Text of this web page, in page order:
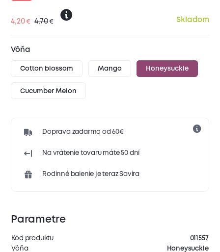
4,20€ 4,70€ Skladom
Vôňa
Cotton blossom Mango Honeysuckle
Cucumber Melon
Doprava zadarmo od 60€
Na vrátenie tovaru máte 50 dní
Rodinné balenie je teraz Savira
Parametre
Kód produktu
011557
Vôňa
Honeysuckle